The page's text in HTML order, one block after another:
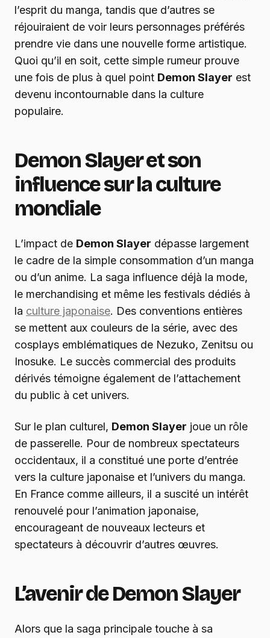
l’esprit du manga, tandis que d’autres se
réjouiraient de voir leurs personnages préférés
prendre vie dans une nouvelle forme artistique.
Quoi qu’il en soit, cette simple rumeur prouve
une fois de plus à quel point Demon Slayer est
devenu incontournable dans la culture
populaire.
Demon Slayer et son
influence sur la culture
mondiale
L’impact de Demon Slayer dépasse largement
le cadre de la simple consommation d’un manga
ou d’un anime. La saga influence déjà la mode,
le merchandising et même les festivals dédiés à
la culture japonaise. Des conventions entières
se mettent aux couleurs de la série, avec des
cosplays emblématiques de Nezuko, Zenitsu ou
Inosuke. Le succès commercial des produits
dérivés témoigne également de l’attachement
du public à cet univers.
Sur le plan culturel, Demon Slayer joue un rôle
de passerelle. Pour de nombreux spectateurs
occidentaux, il a constitué une porte d’entrée
vers la culture japonaise et l’univers du manga.
En France comme ailleurs, il a suscité un intérêt
renouvelé pour l’animation japonaise,
encourageant de nouveaux lecteurs et
spectateurs à découvrir d’autres œuvres.
L’avenir de Demon Slayer
Alors que la saga principale touche à sa